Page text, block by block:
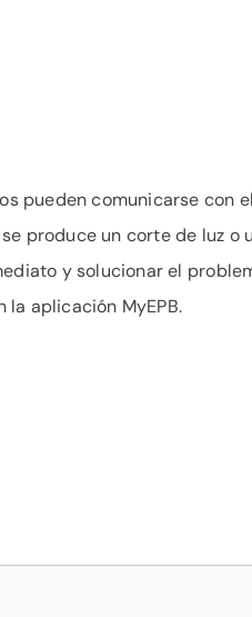
pueden comunicarse con
produce un corte de luz o
y solucionar el
aplicación MyEPB.